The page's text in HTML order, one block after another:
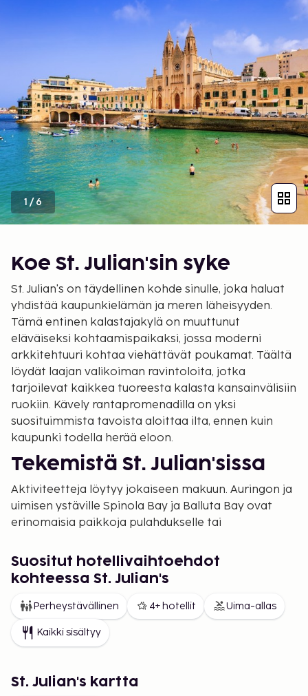
1 /6
Koe St. Julian'sin syke
St. Julian's on täydellinen kohde sinulle, joka haluat
yhdistää kaupunkielämän ja meren läheisyyden.
Tämä entinen kalastajakylä on muuttunut
eläväiseksi kohtaamispaikaksi, jossa moderni
arkkitehtuuri kohtaa viehättävät poukamat. Täältä
löydät laajan valikoiman ravintoloita, jotka
tarjoilevat kaikkea tuoreesta kalasta kansainvälisiin
ruokiin. Kävely rantapromenadilla on yksi
suosituimmista tavoista aloittaa ilta, ennen kuin
kaupunki todella herää eloon.
Tekemistä St. Julian'sissa
Aktiviteetteja löytyy jokaiseen makuun. Auringon ja
uimisen ystäville Spinola Bay ja Balluta Bay ovat
erinomaisia paikkoja pulahdukselle tai
enemmän saarta, pääkaupunki Valletta on vain
lyhyen bussi- tai lauttamatkan päässä. Monet
mutkikkaita kujia, joissa tahti on huomattavasti
rauhallisempi kuin keskusta-alueilla.
Majoitusta jokaiseen
makuun
Suositut hotellivaihtoehdot
kohteessa St. Julian's
Perheystävällinen 4+ hotellit Uima-allas
Kaikki sisältyy
St. Julian's kartta